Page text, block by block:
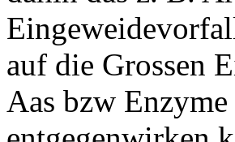
auf die Grossen
Aas bzw